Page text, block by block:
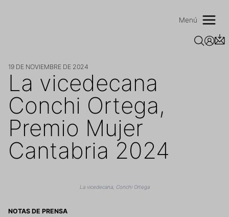
Menú
19 DE NOVIEMBRE DE 2024
La vicedecana
Conchi Ortega,
Premio Mujer
Cantabria 2024
La vicedecana, Conchi Ortega
NOTAS DE PRENSA